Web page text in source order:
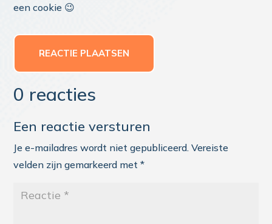
een cookie 😉
REACTIE PLAATSEN
0 reacties
Een reactie versturen
Je e-mailadres wordt niet gepubliceerd. Vereiste
velden zijn gemarkeerd met*